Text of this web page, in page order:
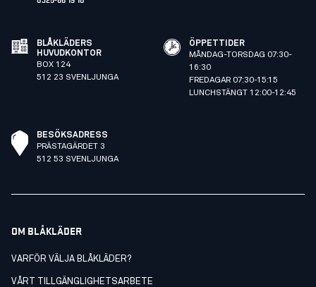
BLÅKLÄDERS
HUVUDKONTOR
BOX 124
512 23 SVENLJUNGA
ÖPPETTIDER
MÅNDAG-TORSDAG 07:30-
16:30
FREDAGAR 07:30-15:15
LUNCHSTÄNGT 12:00-12:45
BESÖKSADRESS
PRÄSTAGÄRDET 3
512 53 SVENLJUNGA
OM BLÅKLÄDER
VARFÖR VÄLJA BLÅKLÄDER?
VÅRT TILLGÄNGLIGHETSARBETE